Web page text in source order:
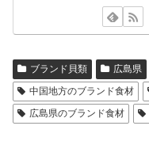
ブランド貝類 広島県
中国地方のブランド食材
広島県のブランド食材